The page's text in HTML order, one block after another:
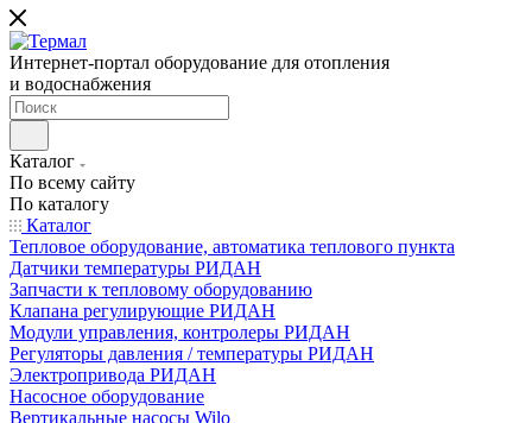
Интернет-портал оборудование для отопления
и водоснабжения
Каталог
По всему сайту
По каталогу
Каталог
Тепловое оборудование, автоматика теплового пункта
Датчики температуры РИДАН
Запчасти к тепловому оборудованию
Клапана регулирующие РИДАН
Модули управления, контролеры РИДАН
Регуляторы давления / температуры РИДАН
Электропривода РИДАН
Насосное оборудование
Вертикальные насосы Wilo